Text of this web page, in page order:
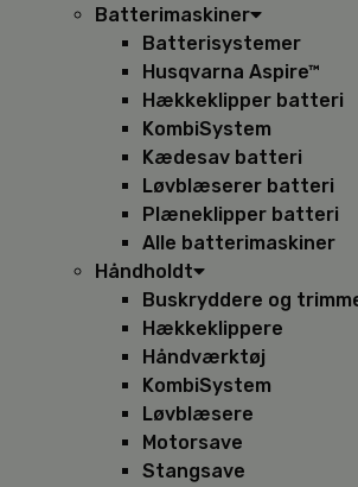
Batterimaskiner
Batterisystemer
Husqvarna Aspire™
Hækkeklipper batteri
KombiSystem
Kædesav batteri
Løvblæserer batteri
Plæneklipper batteri
Alle batterimaskiner
Håndholdt
Buskryddere og
Hækkeklippere
Håndværktøj
KombiSystem
Løvblæsere
Motorsave
Stangsave